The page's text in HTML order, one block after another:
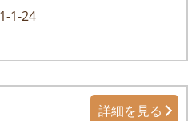
1-24
詳細を見る